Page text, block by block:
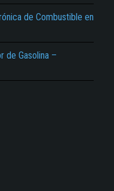
de Combustible en
de Gasolina –
el contenido.